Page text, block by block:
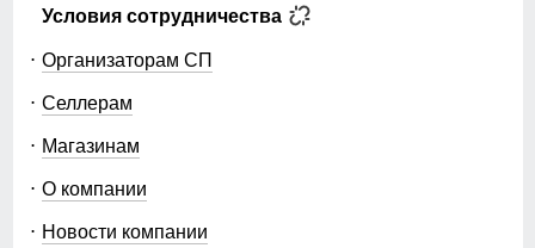
Условия сотрудничества
Организаторам СП
Селлерам
Магазинам
О компании
Новости компании